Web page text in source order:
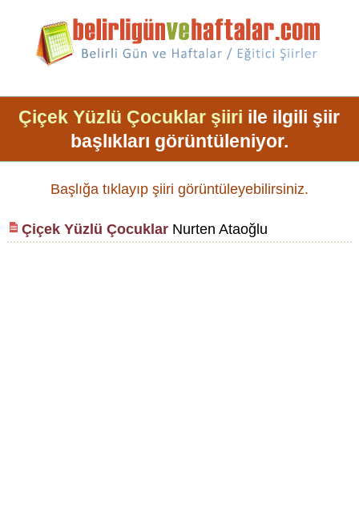
Çiçek Yüzlü Çocuklar şiiri ile ilgili şiir
başlıkları görüntüleniyor.
Başlığa tıklayıp şiiri görüntüleyebilirsiniz.
Çiçek Yüzlü ÇocuklarNurten Ataoğlu